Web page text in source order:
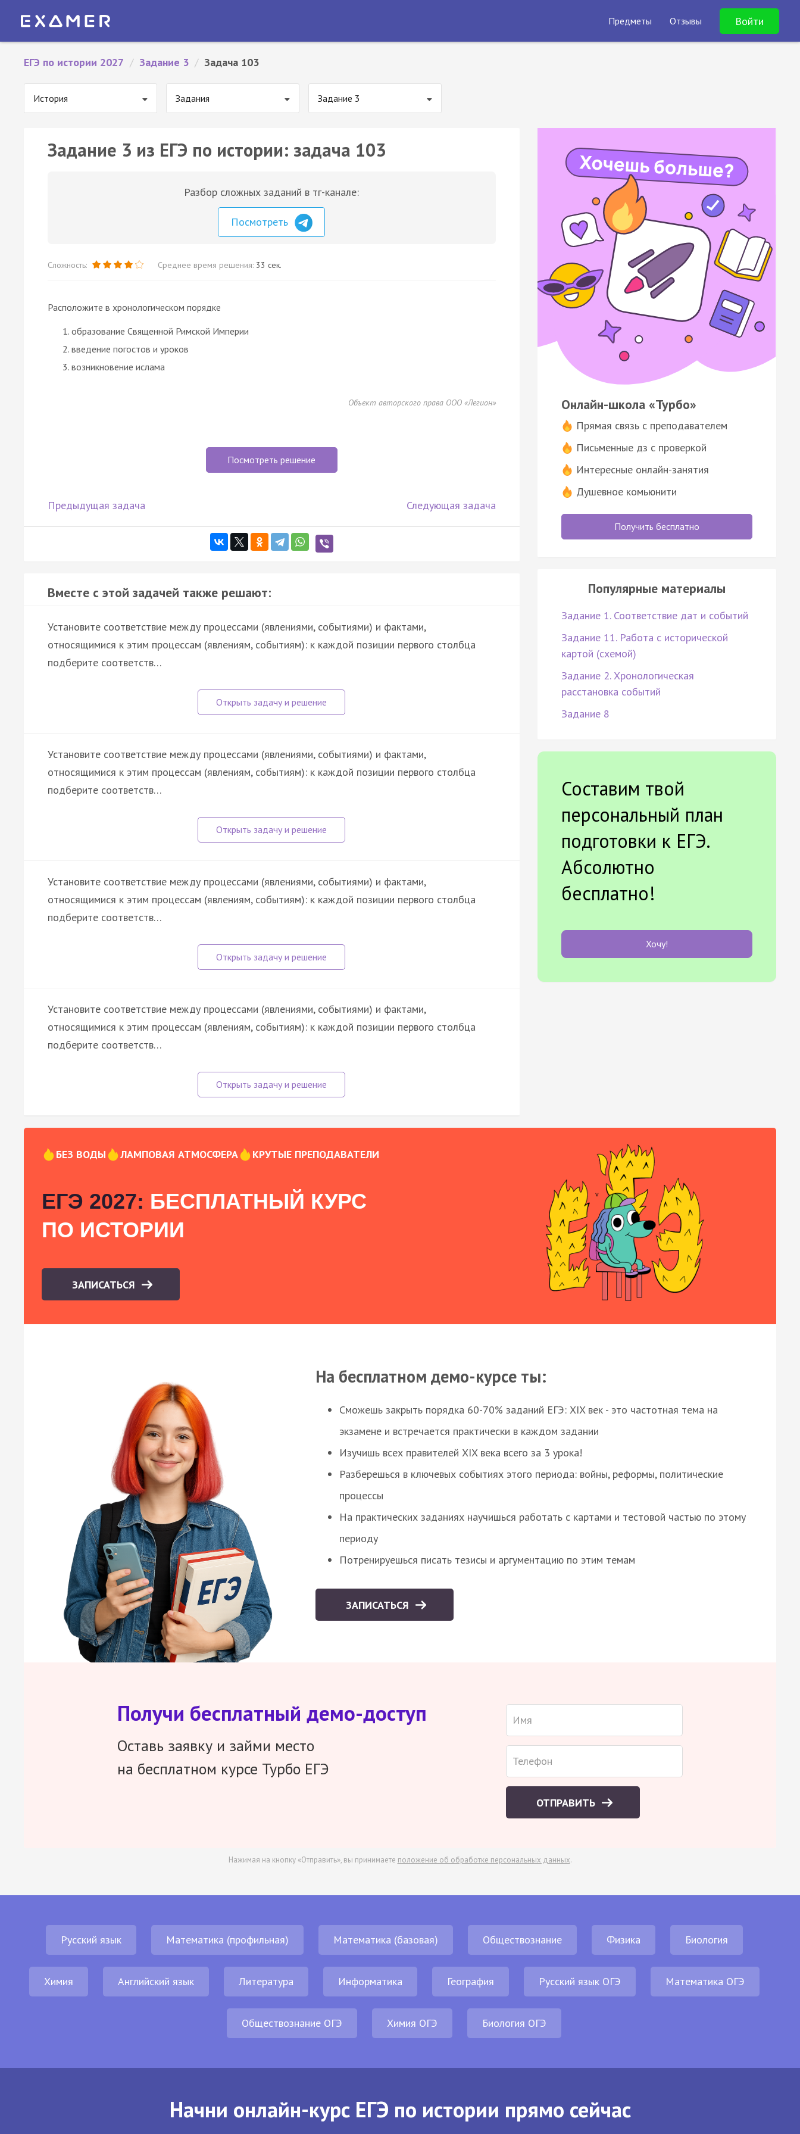
Предметы Отзывы Войти
ЕГЭ по истории 2027 / Задание 3 / Задача 103
История Задания Задание 3
Задание 3 из ЕГЭ по истории: задача 103
Разбор сложных заданий в тг-канале:
Посмотреть
Сложность: Среднее время решения: 33 сек.
Расположите в хронологическом порядке
образование Священной Римской Империи
введение погостов и уроков
возникновение ислама
Объект авторского права ООО «Легион»
Посмотреть решение
Предыдущая задача Следующая задача
Вместе с этой задачей также решают:
Установите соответствие между процессами (явлениями, событиями) и фактами,
относящимися к этим процессам (явлениям, событиям): к каждой позиции первого столбца
подберите соответств…
Установите соответствие между процессами (явлениями, событиями) и фактами,
относящимися к этим процессам (явлениям, событиям): к каждой позиции первого столбца
подберите соответств…
Установите соответствие между процессами (явлениями, событиями) и фактами,
относящимися к этим процессам (явлениям, событиям): к каждой позиции первого столбца
подберите соответств…
Установите соответствие между процессами (явлениями, событиями) и фактами,
относящимися к этим процессам (явлениям, событиям): к каждой позиции первого столбца
подберите соответств…
Онлайн-школа «Турбо»
Прямая связь с преподавателем
Письменные дз с проверкой
Интересные онлайн-занятия
Душевное комьюнити
Получить бесплатно
Популярные материалы
Задание 1. Соответствие дат и событий
Задание 11. Работа с исторической
картой (схемой)
Задание 2. Хронологическая
расстановка событий
Задание 8
Составим твой
персональный план
подготовки к ЕГЭ.
Абсолютно
бесплатно!
Хочу!
БЕЗ ВОДЫ ЛАМПОВАЯ АТМОСФЕРА КРУТЫЕ ПРЕПОДАВАТЕЛИ
ЕГЭ 2027: БЕСПЛАТНЫЙ КУРС
ПО ИСТОРИИ
ЗАПИСАТЬСЯ
На бесплатном демо-курсе ты:
Сможешь закрыть порядка 60-70% заданий ЕГЭ: XIX век - это частотная тема на
экзамене и встречается практически в каждом задании
Изучишь всех правителей XIX века всего за 3 урока!
Разберешься в ключевых событиях этого периода: войны, реформы, политические
процессы
На практических заданиях научишься работать с картами и тестовой частью по этому
периоду
Потренируешься писать тезисы и аргументацию по этим темам
ЗАПИСАТЬСЯ
Получи бесплатный демо-доступ
Оставь заявку и займи место
на бесплатном курсе Турбо ЕГЭ
ОТПРАВИТЬ
Нажимая на кнопку «Отправить», вы принимаете положение об обработке персональных данных.
Русский язык Математика (профильная) Математика (базовая) Обществознание Физика Биология
Химия Английский язык Литература Информатика География Русский язык ОГЭ Математика ОГЭ
Обществознание ОГЭ Химия ОГЭ Биология ОГЭ
Начни онлайн-курс ЕГЭ по истории прямо сейчас